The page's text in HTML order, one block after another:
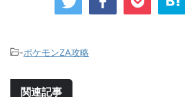
-ポケモンZA攻略
関連記事